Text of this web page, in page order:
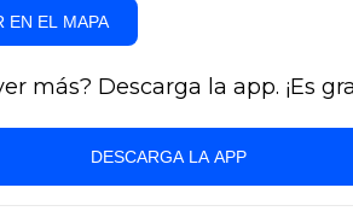
EN EL MAPA
más? Descarga la app. ¡Es
DESCARGA LA APP